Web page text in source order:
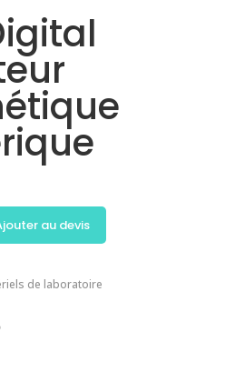
au devis
de laboratoire